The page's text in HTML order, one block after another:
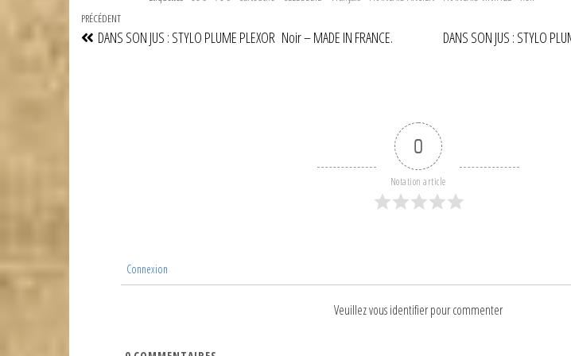
Navigation
de
Article
précédent
PRÉCÉDENT
DANS SON JUS : STYLO PLUME PLEXOR Noir – MADE IN FRANCE.
DANS SON JUS : STYLO
0
Notation article
Connexion
Veuillez vous identifier pour commenter